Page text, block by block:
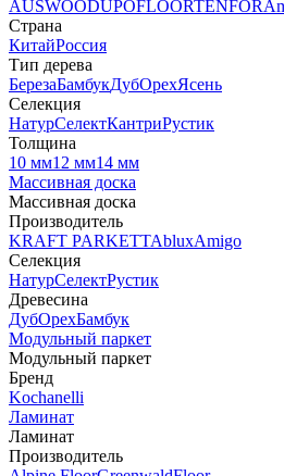
AUSWOODUPOFLOORTENFOR
Страна
КитайРоссия
Тип дерева
БерезаБамбукДубОрехЯсень
Селекция
НатурСелектКантриРустик
Толщина
10 мм12 мм14 мм
Массивная доска
Массивная доска
Производитель
KRAFT PARKETTAbluxAmigo
Селекция
НатурСелектРустик
Древесина
ДубОрехБамбук
Модульный паркет
Модульный паркет
Бренд
Kochanelli
Ламинат
Ламинат
Производитель